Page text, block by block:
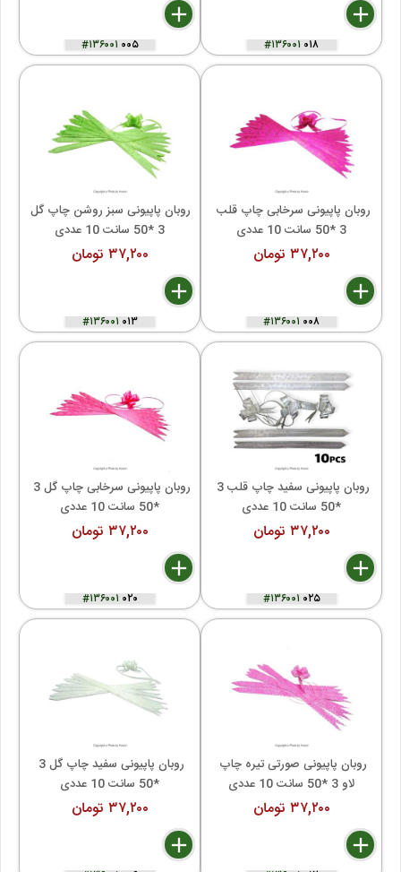
delete
remove
add
#۱۳۶۰۰۱۰۰۵
delete
remove
add
#۱۳۶۰۰۱۰۱۸
3 *50 سانت 10 عددی
۳۷,۲۰۰ تومان
delete
remove
add
#۱۳۶۰۰۱۰۱۳
3 *50 سانت 10 عددی
۳۷,۲۰۰ تومان
delete
remove
add
#۱۳۶۰۰۱۰۰۸
*50 سانت 10 عددی
۳۷,۲۰۰ تومان
delete
remove
add
#۱۳۶۰۰۱۰۲۰
*50 سانت 10 عددی
۳۷,۲۰۰ تومان
delete
remove
add
#۱۳۶۰۰۱۰۲۵
*50 سانت 10 عددی
۳۷,۲۰۰ تومان
delete
remove
add
لاو 3 *50 سانت 10 عددی
۳۷,۲۰۰ تومان
delete
remove
add